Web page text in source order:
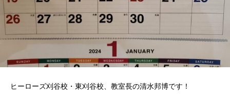
ヒーローズ刈谷校・東刈谷校、教室長の清水邦博です！